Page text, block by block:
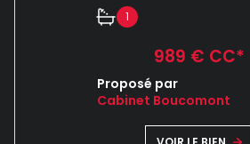
1
989 € CC*
Proposé par
Cabinet Boucomont